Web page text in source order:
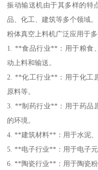
振动输送机由于其多样的特
品、化工、建筑等多个领域。
粉体真空上料机广泛应用于
1. **食品行业**：用于粮食
动上料和输送。
2. **化工行业**：用于化工
原料等。
3. **制药行业**：用于药品
的环境。
4. **建筑材料**：用于水泥
5. **电子行业**：用于电子
6. **陶瓷行业**：用于陶瓷粉